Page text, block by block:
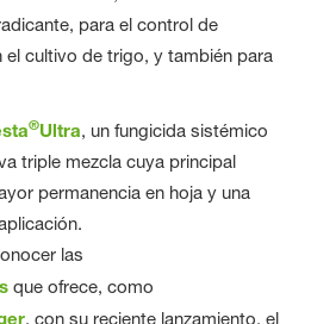
para el control de
el cultivo de trigo, y también para
®Ultra, un fungicida sistémico
triple mezcla cuya principal
permanencia en hoja y una
las
que ofrece, como
, con su reciente lanzamiento, el